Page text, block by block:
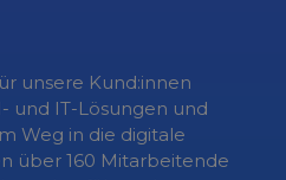
unsere Kund:innen
und IT-Lösungen und
Weg in die digitale
über 160 Mitarbeitende